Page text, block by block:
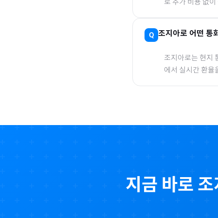
조지아로 어떤 통
조지아로는 현지
에서 실시간 환율
지금 바로